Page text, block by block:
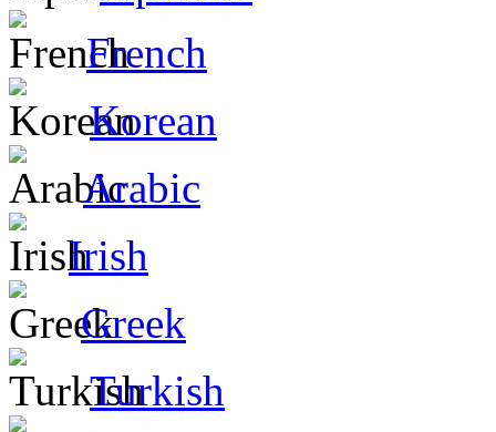
French
Korean
Arabic
Irish
Greek
Turkish